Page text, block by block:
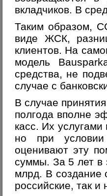
вкладчиков. В
Таким образом,
виде ЖСК,
клиентов. На
модель
средства, не
случае с
В случае
полгода вполне
касс. Их
но при условии
оценивают эту
суммы. За 5 лет в
млрд. В создание
российские, так и